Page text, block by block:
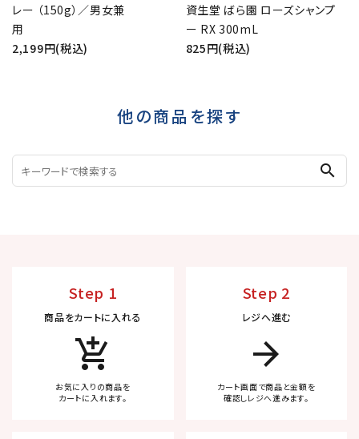
レー （150g）／男女兼
用
2,199円(税込)
資生堂 ばら園 ローズシャンプ
ー RX 300mL
825円(税込)
他の商品を探す
search
Step 1
商品をカートに入れる
add_shopping_cart
お気に入りの商品を
カートに入れます。
Step 2
レジへ進む
arrow_forward
カート画面で商品と金額を
確認しレジへ進みます。